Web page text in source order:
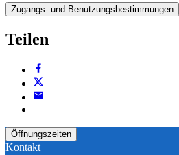
Zugangs- und Benutzungsbestimmungen
Teilen
Öffnungszeiten
Kontakt